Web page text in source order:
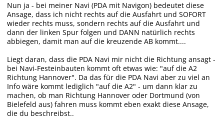
Nun ja - bei meiner Navi (PDA mit Navigon) bedeutet diese
Ansage, dass ich nicht rechts auf die Ausfahrt und SOFORT
wieder rechts muss, sondern rechts auf die Ausfahrt und
dann der linken Spur folgen und DANN natürlich rechts
abbiegen, damit man auf die kreuzende AB kommt....
Liegt daran, dass die PDA Navi mir nicht die Richtung ansagt -
bei Navi-Festeinbauten kommt oft etwas wie: "auf die A2
Richtung Hannover". Da das für die PDA Navi aber zu viel an
Info wäre kommt lediglich "auf die A2" - um dann klar zu
machen, ob man Richtung Hannover oder Dortmund (von
Bielefeld aus) fahren muss kommt eben exakt diese Ansage,
die du beschreibst..